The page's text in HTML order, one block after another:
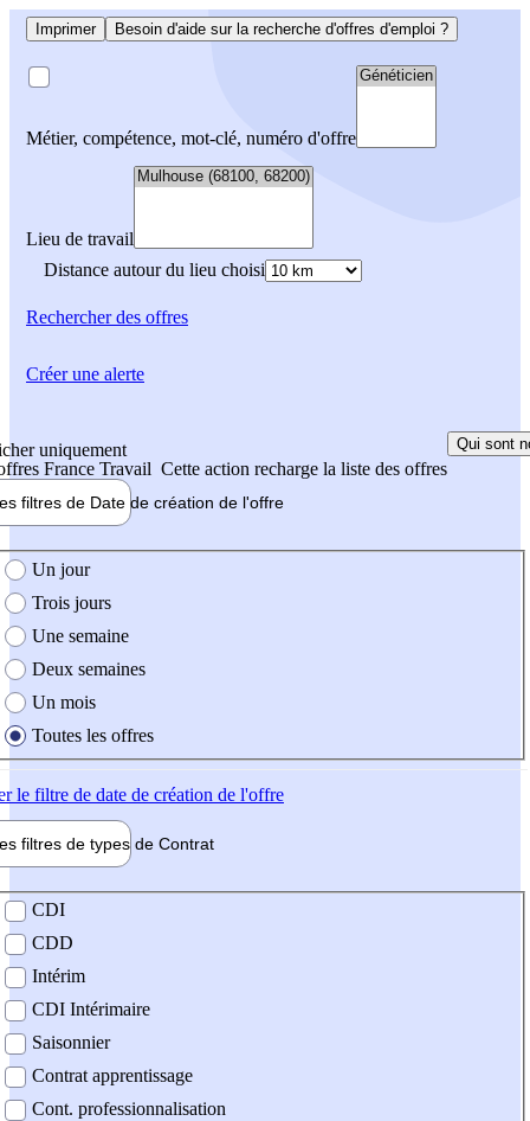
Imprimer Besoin d'aide sur la recherche d'offres d'emploi ?
Métier, compétence, mot-clé, numéro d'offre
Lieu de travail
Distance autour du lieu choisi
Rechercherdes offres
uniquement
France Travail Cette action recharge la liste des offres
Qui sont
filtres de Date de création de l'offre
création de l'offre
Un jour
Trois jours
Une semaine
Deux semaines
Un mois
Toutes les offres
le filtre de date de création de l'offre
filtres de types de Contrat
contrat
CDI
CDD
Intérim
CDI Intérimaire
Saisonnier
Contrat apprentissage
Cont. professionnalisation
Créer une alerte